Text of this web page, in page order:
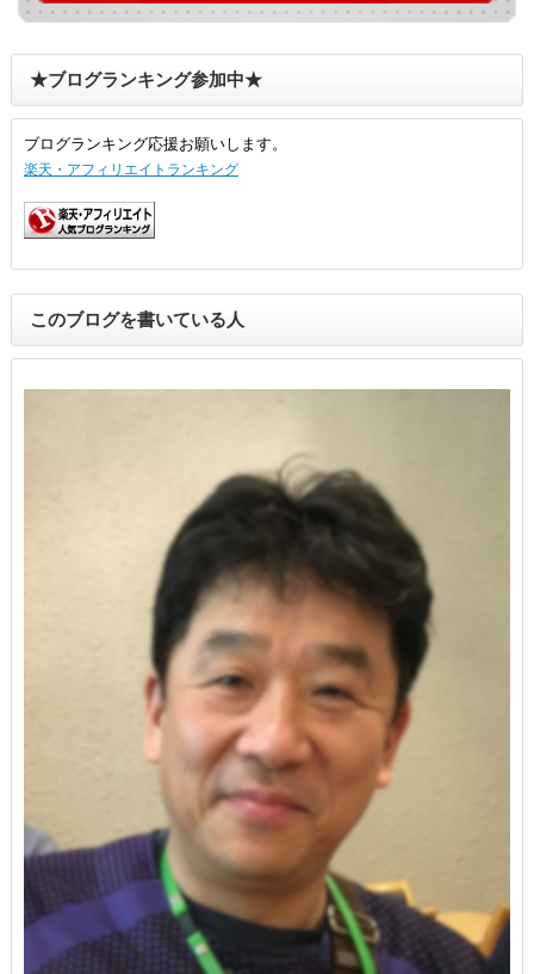
★ブログランキング参加中★
ブログランキング応援お願いします。
楽天・アフィリエイトランキング
このブログを書いている人